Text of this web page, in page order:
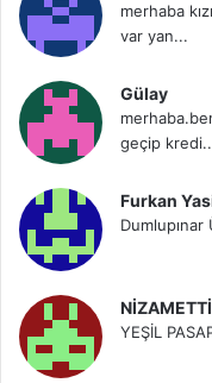
merhaba
var yan...
Gülay
geçip
Furkan
YEŞİL